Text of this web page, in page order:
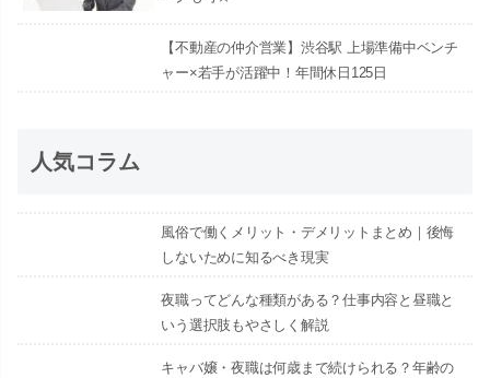
【不動産の仲介営業】渋谷駅 上場準備中ベンチ
ャー×若手が活躍中！年間休日125日
人気コラム
風俗で働くメリット・デメリットまとめ｜後悔
しないために知るべき現実
夜職ってどんな種類がある？仕事内容と昼職と
いう選択肢もやさしく解説
キャバ嬢・夜職は何歳まで続けられる？年齢の